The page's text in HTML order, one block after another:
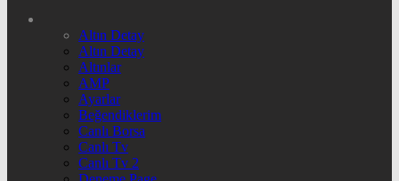
Altın Detay
Altın Detay
Altınlar
AMP
Ayarlar
Beğendiklerim
Canlı Borsa
Canlı Tv
Canlı Tv 2